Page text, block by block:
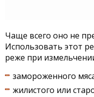
Чаще всего оно не
Использовать этот
реже при
замороженного
жилистого или